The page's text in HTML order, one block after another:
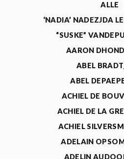
ALLE
‘NADIA’ NADEZJDA
“SUSKE”
AARON
ABEL
ABEL
ACHIEL DE
ACHIEL DE LA
ACHIEL
ADELAIN
ADELIN